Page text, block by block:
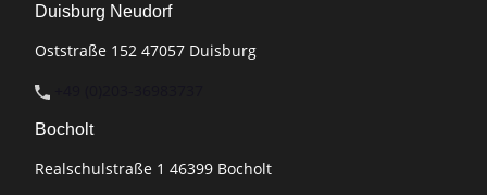
Duisburg Neudorf
Oststraße 152 47057 Duisburg
Bocholt
Realschulstraße 1 46399 Bocholt